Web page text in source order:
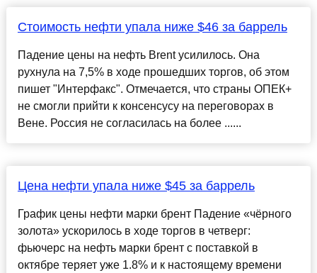
Стоимость нефти упала ниже $46 за баррель
Падение цены на нефть Brent усилилось. Она
рухнула на 7,5% в ходе прошедших торгов, об этом
пишет "Интерфакс". Отмечается, что страны ОПЕК+
не смогли прийти к консенсусу на переговорах в
Вене. Россия не согласилась на более ......
Цена нефти упала ниже $45 за баррель
График цены нефти марки брент Падение «чёрного
золота» ускорилось в ходе торгов в четверг:
фьючерс на нефть марки брент с поставкой в
октябре теряет уже 1.8% и к настоящему времени